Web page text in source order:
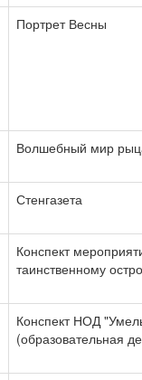
Портрет Весны
Волшебный мир
Стенгазета
Конспект
таинственному
Конспект НОД
(образовательная